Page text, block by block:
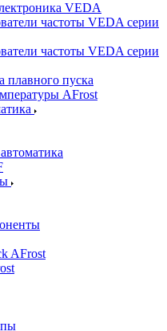
VEDA
частоты VEDA серии
частоты VEDA серии
плавного пуска
AFrost
AFrost